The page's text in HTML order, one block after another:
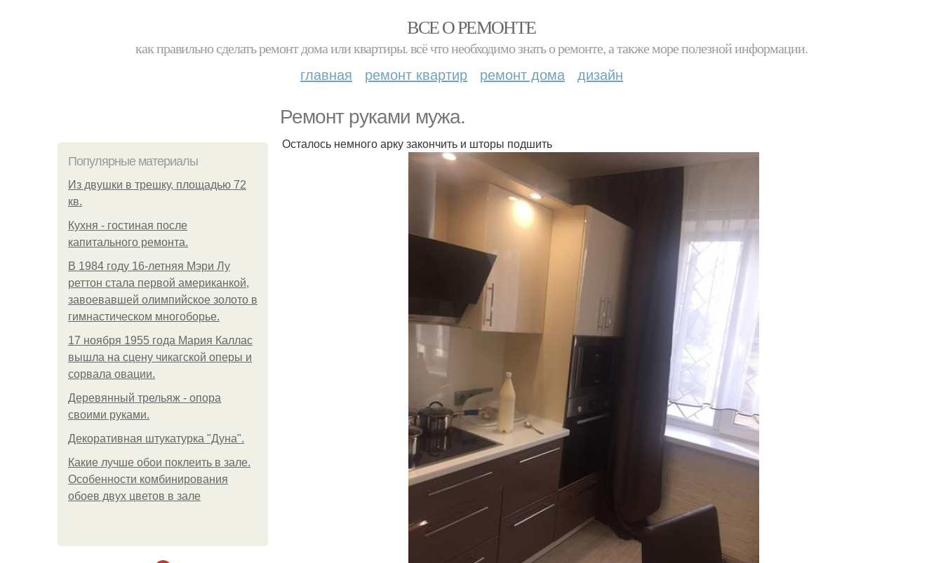
ВСЕ О РЕМОНТЕ
как правильно сделать ремонт дома или квартиры. всё что необходимо знать о ремонте, а также море полезной информации.
главная ремонт квартир ремонт дома дизайн
Ремонт руками мужа.
Популярные материалы
Из двушки в трешку, площадью 72
кв.
Кухня - гостиная после
капитального ремонта.
В 1984 году 16-летняя Мэри Лу
реттон стала первой американкой,
завоевавшей олимпийское золото в
гимнастическом многоборье.
17 ноября 1955 года Мария Каллас
вышла на сцену чикагской оперы и
сорвала овации.
Деревянный трельяж - опора
своими руками.
Декоративная штукатурка "Дуна".
Какие лучше обои поклеить в зале.
Особенности комбинирования
обоев двух цветов в зале
Осталось немного арку закончить и шторы подшить